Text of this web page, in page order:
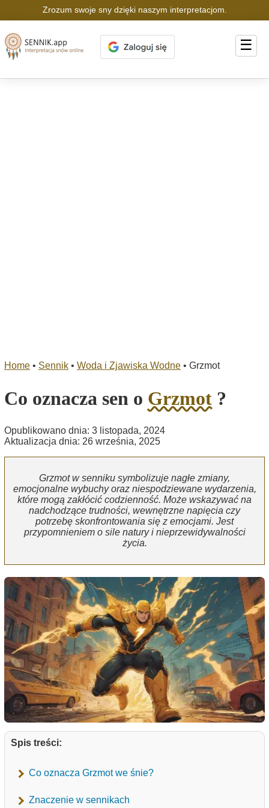
Zrozum swoje sny dzięki naszym interpretacjom.
☰
Home • Sennik • Woda i Zjawiska Wodne • Grzmot
Co oznacza sen o Grzmot ?
Opublikowano dnia: 3 listopada, 2024
Aktualizacja dnia: 26 września, 2025
Grzmot w senniku symbolizuje nagłe zmiany,
emocjonalne wybuchy oraz niespodziewane wydarzenia,
które mogą zakłócić codzienność. Może wskazywać na
nadchodzące trudności, wewnętrzne napięcia czy
potrzebę skonfrontowania się z emocjami. Jest
przypomnieniem o sile natury i nieprzewidywalności
życia.
Spis treści:
Co oznacza Grzmot we śnie?
Znaczenie w sennikach